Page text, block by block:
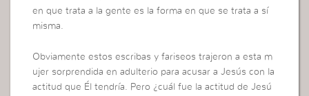
en que trata a la gente es la forma en que se trata a sí
misma.
Obviamente estos escribas y fariseos trajeron a esta m
ujer sorprendida en adulterio para acusar a Jesús con la
actitud que Él tendría. Pero ¿cuál fue la actitud de Jesú